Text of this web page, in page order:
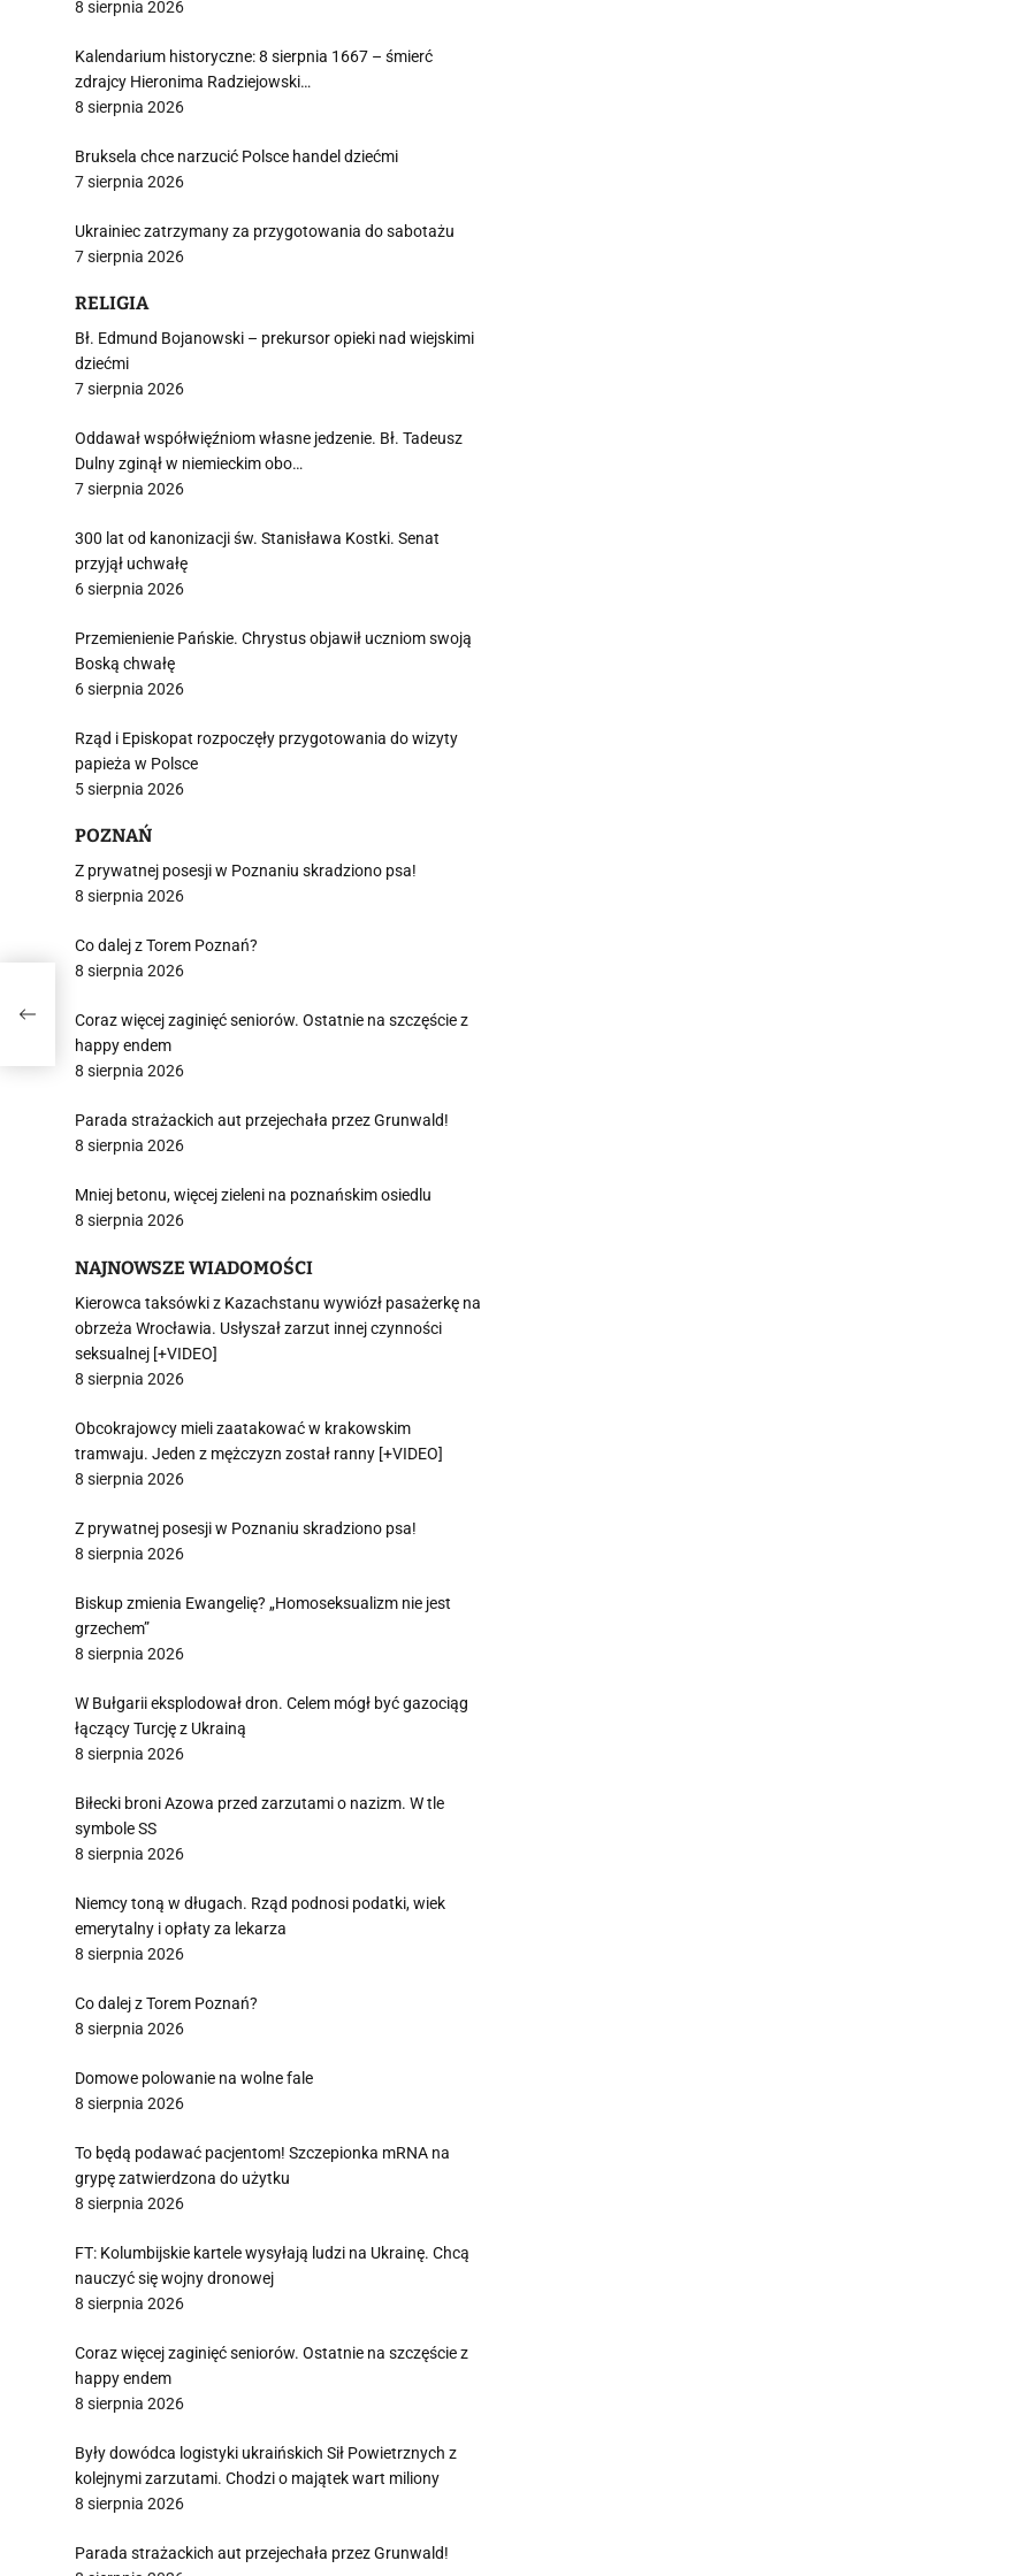
8 sierpnia 2026
Kalendarium historyczne: 8 sierpnia 1667 – śmierć
zdrajcy Hieronima Radziejowski…
8 sierpnia 2026
Bruksela chce narzucić Polsce handel dziećmi
7 sierpnia 2026
Ukrainiec zatrzymany za przygotowania do sabotażu
7 sierpnia 2026
RELIGIA
Bł. Edmund Bojanowski – prekursor opieki nad wiejskimi
dziećmi
7 sierpnia 2026
Oddawał współwięźniom własne jedzenie. Bł. Tadeusz
Dulny zginął w niemieckim obo…
7 sierpnia 2026
300 lat od kanonizacji św. Stanisława Kostki. Senat
przyjął uchwałę
6 sierpnia 2026
Przemienienie Pańskie. Chrystus objawił uczniom swoją
Boską chwałę
6 sierpnia 2026
Rząd i Episkopat rozpoczęły przygotowania do wizyty
papieża w Polsce
5 sierpnia 2026
POZNAŃ
Z prywatnej posesji w Poznaniu skradziono psa!
8 sierpnia 2026
Co dalej z Torem Poznań?
8 sierpnia 2026
Coraz więcej zaginięć seniorów. Ostatnie na szczęście z
happy endem
8 sierpnia 2026
Parada strażackich aut przejechała przez Grunwald!
8 sierpnia 2026
Mniej betonu, więcej zieleni na poznańskim osiedlu
8 sierpnia 2026
NAJNOWSZE WIADOMOŚCI
Kierowca taksówki z Kazachstanu wywiózł pasażerkę na
obrzeża Wrocławia. Usłyszał zarzut innej czynności
seksualnej [+VIDEO]
8 sierpnia 2026
Obcokrajowcy mieli zaatakować w krakowskim
tramwaju. Jeden z mężczyzn został ranny [+VIDEO]
8 sierpnia 2026
Z prywatnej posesji w Poznaniu skradziono psa!
8 sierpnia 2026
Biskup zmienia Ewangelię? „Homoseksualizm nie jest
grzechem”
8 sierpnia 2026
W Bułgarii eksplodował dron. Celem mógł być gazociąg
łączący Turcję z Ukrainą
8 sierpnia 2026
Biłecki broni Azowa przed zarzutami o nazizm. W tle
symbole SS
8 sierpnia 2026
Niemcy toną w długach. Rząd podnosi podatki, wiek
emerytalny i opłaty za lekarza
8 sierpnia 2026
Co dalej z Torem Poznań?
8 sierpnia 2026
Domowe polowanie na wolne fale
8 sierpnia 2026
To będą podawać pacjentom! Szczepionka mRNA na
grypę zatwierdzona do użytku
8 sierpnia 2026
FT: Kolumbijskie kartele wysyłają ludzi na Ukrainę. Chcą
nauczyć się wojny dronowej
8 sierpnia 2026
Coraz więcej zaginięć seniorów. Ostatnie na szczęście z
happy endem
8 sierpnia 2026
Były dowódca logistyki ukraińskich Sił Powietrznych z
kolejnymi zarzutami. Chodzi o majątek wart miliony
8 sierpnia 2026
Parada strażackich aut przejechała przez Grunwald!